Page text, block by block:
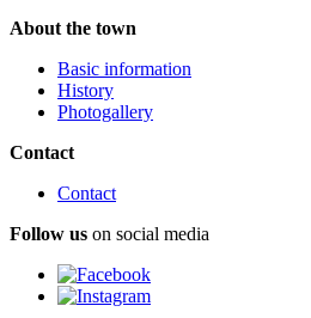
About the town
Basic information
History
Photogallery
Contact
Contact
Follow us on social media